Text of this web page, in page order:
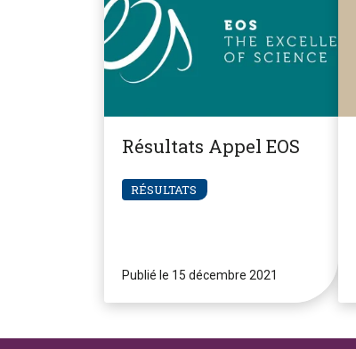
Résultats Appel EOS
RÉSULTATS
Publié le 15 décembre 2021